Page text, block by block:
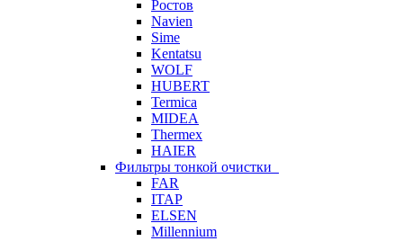
Ростов
Navien
Sime
Kentatsu
WOLF
HUBERT
Termica
MIDEA
Thermex
HAIER
Фильтры тонкой очистки
FAR
ITAP
ELSEN
Millennium